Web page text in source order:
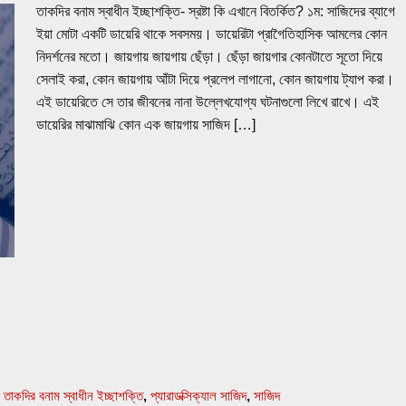
তাকদির বনাম স্বাধীন ইচ্ছাশক্তি- স্রষ্টা কি এখানে বিতর্কিত? ১ম: সাজিদের ব্যাগে
ইয়া মোটা একটি ডায়েরি থাকে সবসময়। ডায়েরিটা প্রাগৈতিহাসিক আমলের কোন
নিদর্শনের মতো। জায়গায় জায়গায় ছেঁড়া। ছেঁড়া জায়গার কোনটাতে সূতো দিয়ে
সেলাই করা, কোন জায়গায় আঁটা দিয়ে প্রলেপ লাগানো, কোন জায়গায় ট্যাপ করা।
এই ডায়েরিতে সে তার জীবনের নানা উল্লেখযোগ্য ঘটনাগুলো লিখে রাখে। এই
ডায়েরির মাঝামাঝি কোন এক জায়গায় সাজিদ […]
তাকদির বনাম স্বাধীন ইচ্ছাশক্তি, প্যারাডক্সিক্যাল সাজিদ, সাজিদ